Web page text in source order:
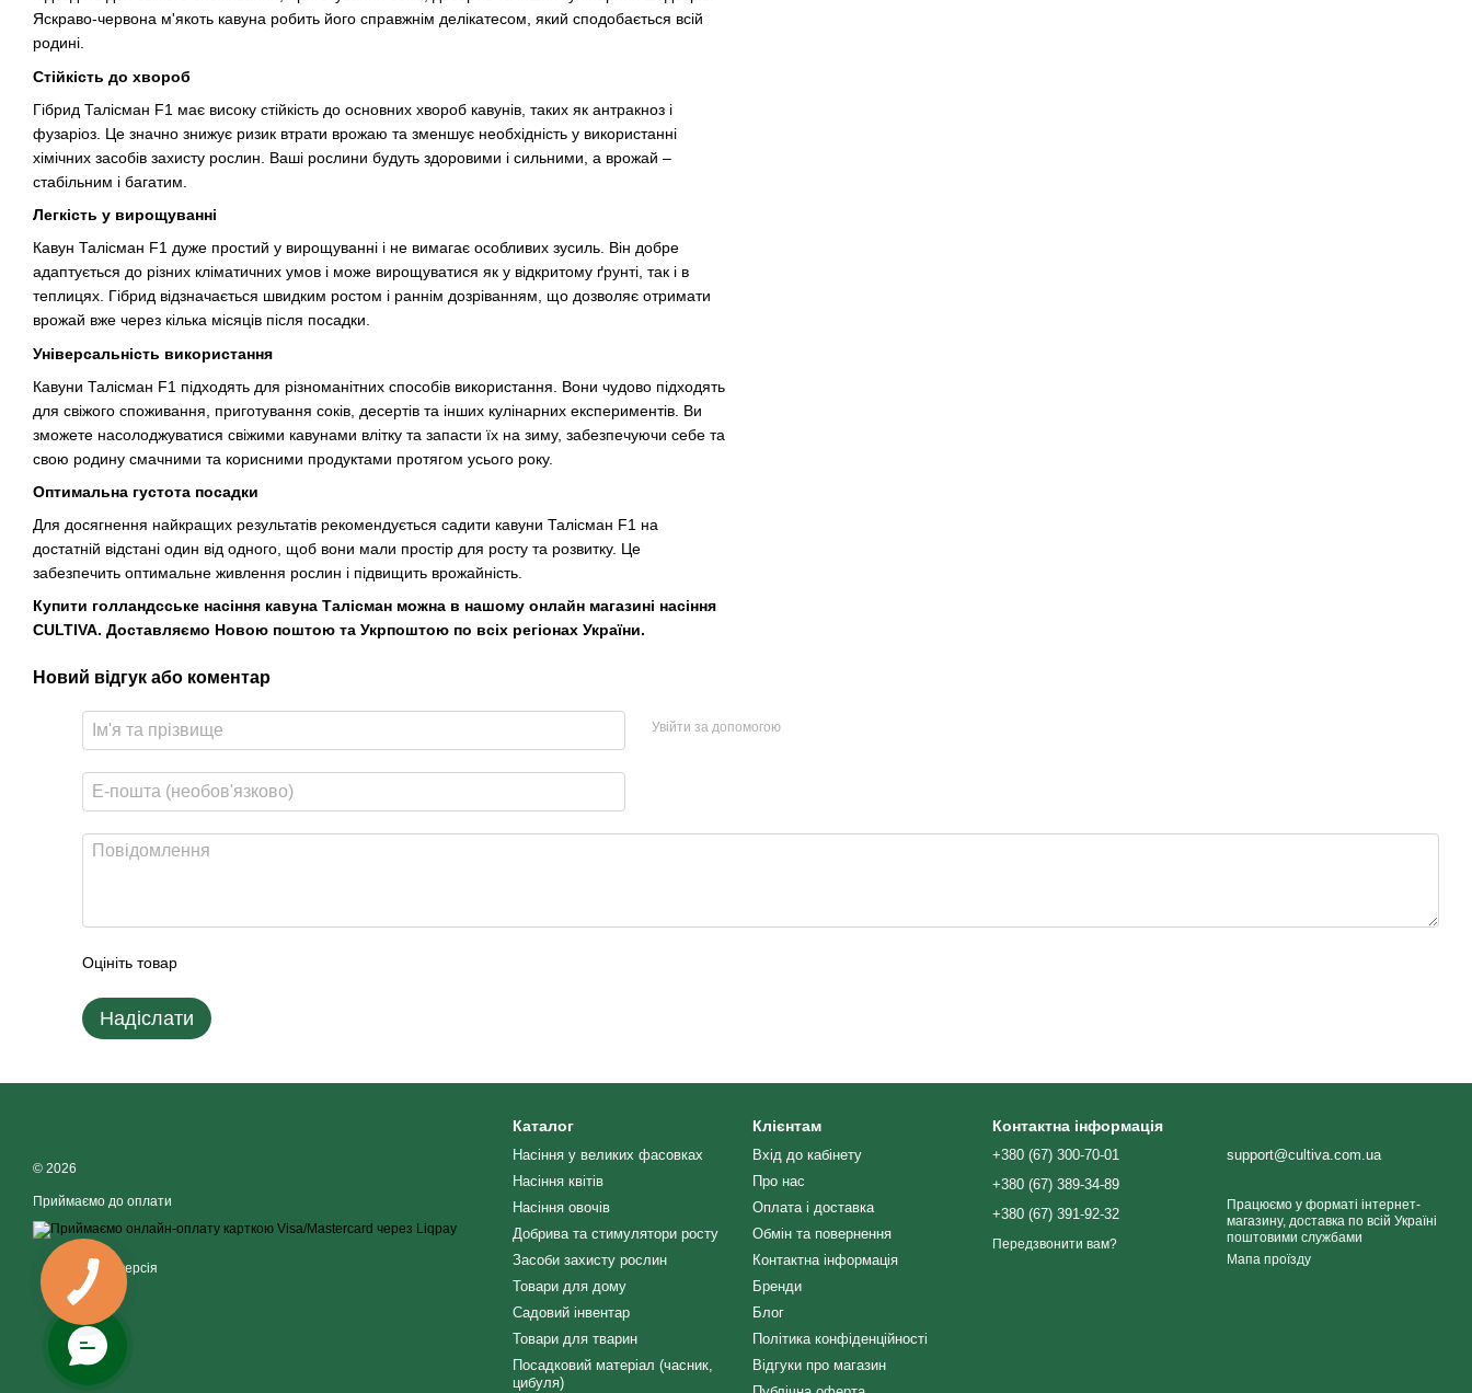
Яскраво-червона м'якоть кавуна робить його справжнім делікатесом, який сподобається всій
родині.
Стійкість до хвороб
Гібрид Талісман F1 має високу стійкість до основних хвороб кавунів, таких як антракноз і
фузаріоз. Це значно знижує ризик втрати врожаю та зменшує необхідність у використанні
хімічних засобів захисту рослин. Ваші рослини будуть здоровими і сильними, а врожай –
стабільним і багатим.
Легкість у вирощуванні
Кавун Талісман F1 дуже простий у вирощуванні і не вимагає особливих зусиль. Він добре
адаптується до різних кліматичних умов і може вирощуватися як у відкритому ґрунті, так і в
теплицях. Гібрид відзначається швидким ростом і раннім дозріванням, що дозволяє отримати
врожай вже через кілька місяців після посадки.
Універсальність використання
Кавуни Талісман F1 підходять для різноманітних способів використання. Вони чудово підходять
для свіжого споживання, приготування соків, десертів та інших кулінарних експериментів. Ви
зможете насолоджуватися свіжими кавунами влітку та запасти їх на зиму, забезпечуючи себе та
свою родину смачними та корисними продуктами протягом усього року.
Оптимальна густота посадки
Для досягнення найкращих результатів рекомендується садити кавуни Талісман F1 на
достатній відстані один від одного, щоб вони мали простір для росту та розвитку. Це
забезпечить оптимальне живлення рослин і підвищить врожайність.
Купити голландсське насіння кавуна Талісман можна в нашому онлайн магазині насіння
CULTIVA. Доставляємо Новою поштою та Укрпоштою по всіх регіонах України.
Новий відгук або коментар
Увійти за допомогою
Оцініть товар
Надіслати
© 2026
Приймаємо до оплати
Мобільна версія
Каталог
Насіння у великих фасовках
Насіння квітів
Насіння овочів
Добрива та стимулятори росту
Засоби захисту рослин
Товари для дому
Садовий інвентар
Товари для тварин
Посадковий матеріал (часник,
цибуля)
Клієнтам
Вхід до кабінету
Про нас
Оплата і доставка
Обмін та повернення
Контактна інформація
Бренди
Блог
Політика конфіденційності
Відгуки про магазин
Контактна інформація
+380 (67) 300-70-01
+380 (67) 389-34-89
+380 (67) 391-92-32
Передзвонити вам?
support@cultiva.com.ua
Працюємо у форматі інтернет-
магазину, доставка по всій Україні
поштовими службами
Мапа проїзду